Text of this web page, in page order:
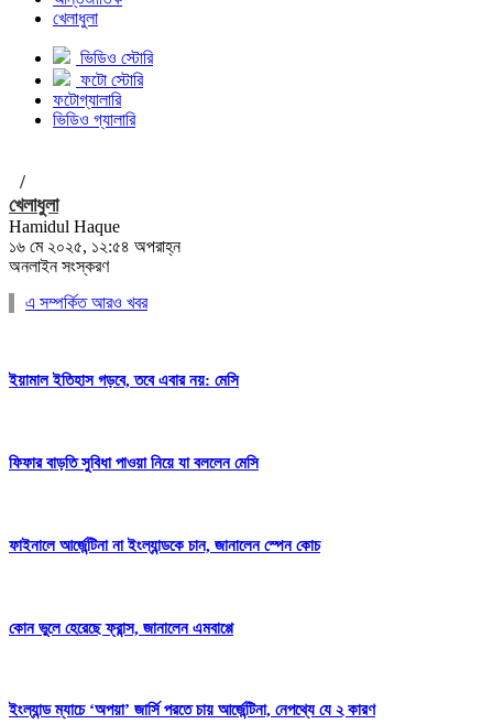
খেলাধুলা
ভিডিও স্টোরি
ফটো স্টোরি
ফটোগ্যালারি
ভিডিও গ্যালারি
/
খেলাধুলা
Hamidul Haque
১৬ মে ২০২৫, ১২:৫৪ অপরাহ্ন
অনলাইন সংস্করণ
এ সম্পর্কিত আরও খবর
ইয়ামাল ইতিহাস গড়বে, তবে এবার নয়: মেসি
ফিফার বাড়তি সুবিধা পাওয়া নিয়ে যা বললেন মেসি
ফাইনালে আর্জেন্টিনা না ইংল্যান্ডকে চান, জানালেন স্পেন কোচ
কোন ভুলে হেরেছে ফ্রান্স, জানালেন এমবাপ্পে
ইংল্যান্ড ম্যাচে ‘অপয়া’ জার্সি পরতে চায় আর্জেন্টিনা, নেপথ্যে যে ২ কারণ